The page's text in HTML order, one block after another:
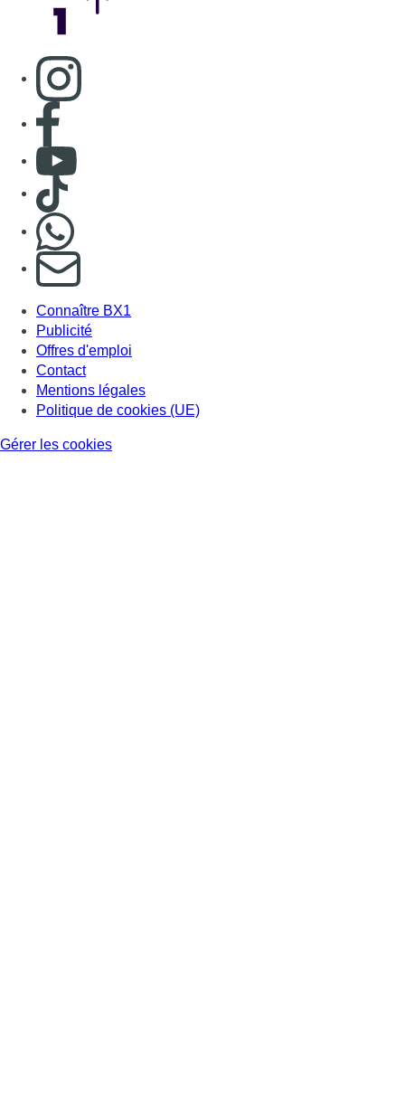
S'abonner à notre newsletter
Connaître BX1
Publicité
Offres d'emploi
Contact
Mentions légales
Politique de cookies (UE)
Gérer les cookies